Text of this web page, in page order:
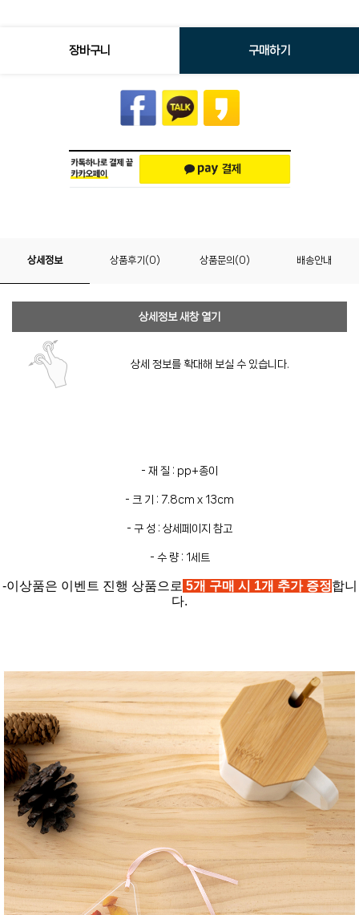
장바구니 구매하기
상세정보 상품후기(0) 상품문의(0) 배송안내
상세정보 새창 열기
상세 정보를 확대해 보실 수 있습니다.
- 재 질 : pp+종이
- 크 기 : 7.8cm x 13cm
- 구 성 : 상세페이지 참고
- 수 량 : 1세트
-이상품은 이벤트 진행 상품으로 5개 구매 시 1개 추가 증정합니
다.